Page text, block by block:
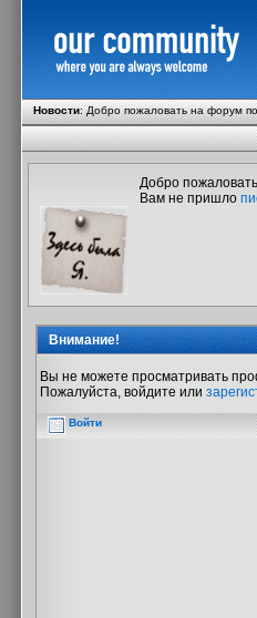
Новости:Добро пожаловать на форум
Добро
Вам не пришло
Внимание!
Вы не можете просматривать
Пожалуйста, войдите или
Войти